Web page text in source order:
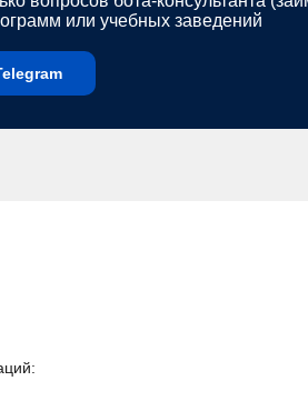
или учебных заведений